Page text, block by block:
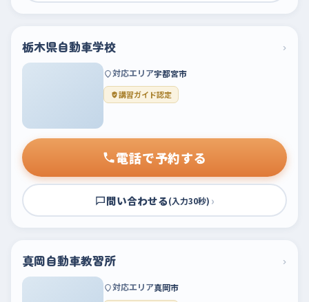
栃木県自動車学校 ›
対応エリア宇都宮市
講習ガイド認定
電話で予約する
問い合わせる(入力30秒) ›
真岡自動車教習所 ›
対応エリア真岡市